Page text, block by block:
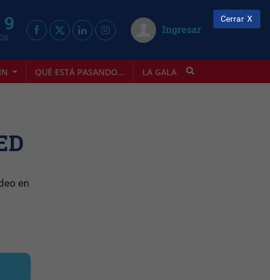
Ingresar
QUÉ ESTÁ PASANDO... LA GALA INFOSTYLE
en
Cerrar